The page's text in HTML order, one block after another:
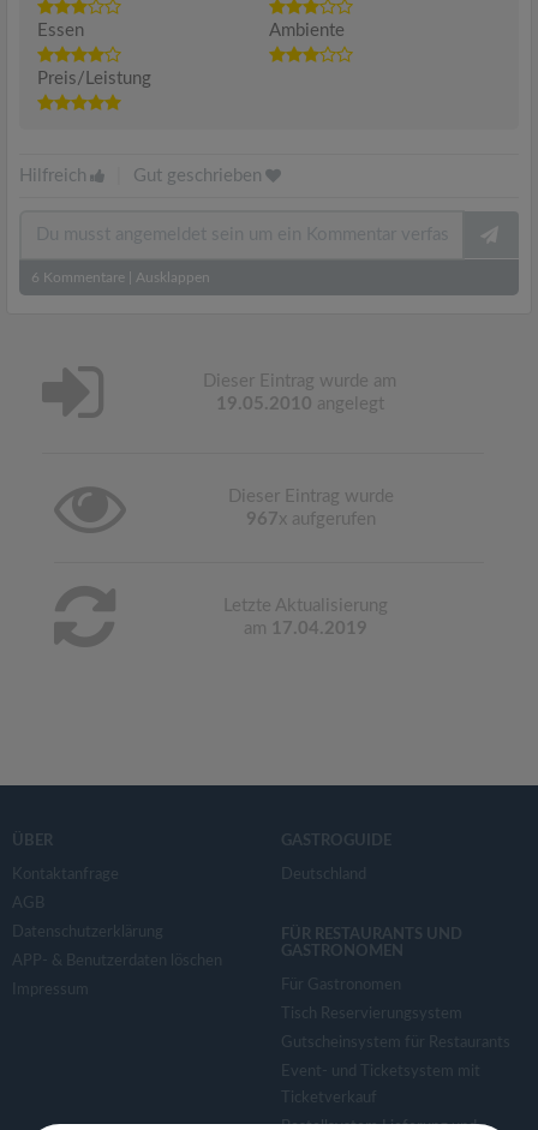
Essen Ambiente
Preis/Leistung
Hilfreich Gut geschrieben
6 Kommentare Ausklappen
Dieser Eintrag wurde am
19.05.2010 angelegt
Dieser Eintrag wurde
967x aufgerufen
Letzte Aktualisierung
am 17.04.2019
ÜBER
Kontaktanfrage
AGB
Datenschutzerklärung
APP- & Benutzerdaten löschen
Impressum
GASTROGUIDE
Deutschland
FÜR RESTAURANTS UND
GASTRONOMEN
Für Gastronomen
Tisch Reservierungsystem
Gutscheinsystem für Restaurants
Event- und Ticketsystem mit
Ticketverkauf